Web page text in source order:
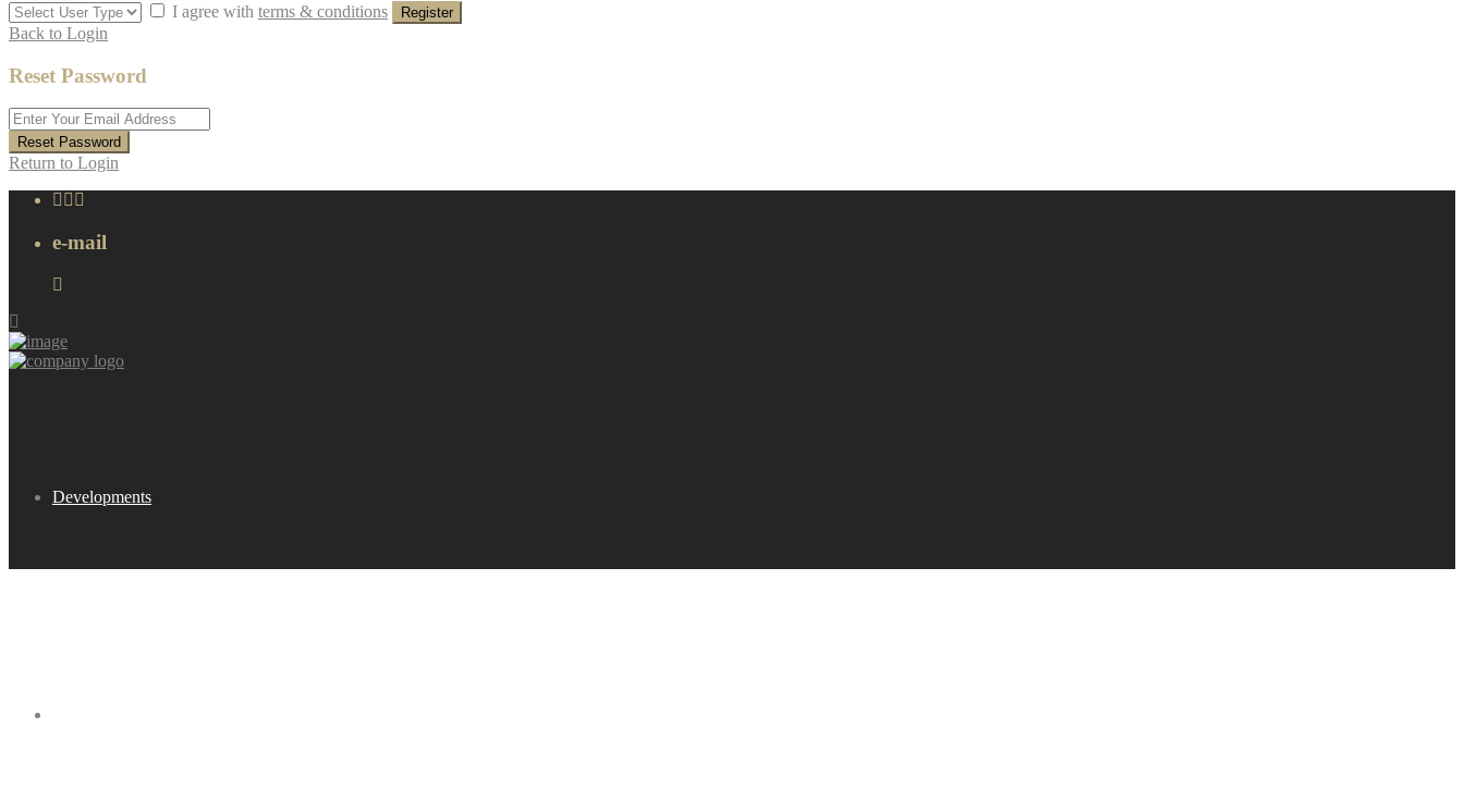
I agree with terms & conditions Register
Back to Login
Reset Password
Reset Password
Return to Login
e-mail
Developments